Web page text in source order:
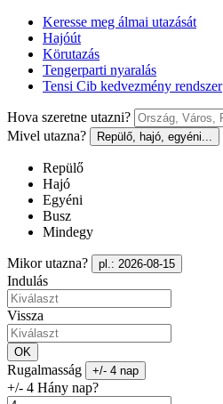
Keresse meg álmai utazását
Hajóút
Körutazás
Tengerparti nyaralás
Tensi Cib kedvezmény rendszer
Hova szeretne utazni?
Mivel utazna?
Repülő, hajó, egyéni...
Repülő
Hajó
Egyéni
Busz
Mindegy
Mikor utazna? pl.: 2026-08-15
Indulás
Vissza
OK
Rugalmasság +/- 4 nap
+/- 4 Hány nap?